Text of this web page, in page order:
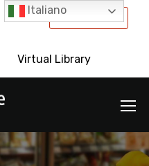
International
Virtual Library
Italiano